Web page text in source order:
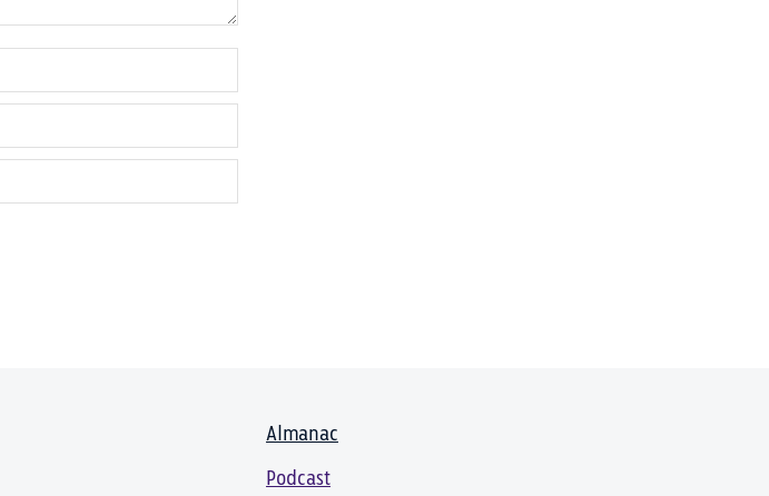
Almanac
Podcast